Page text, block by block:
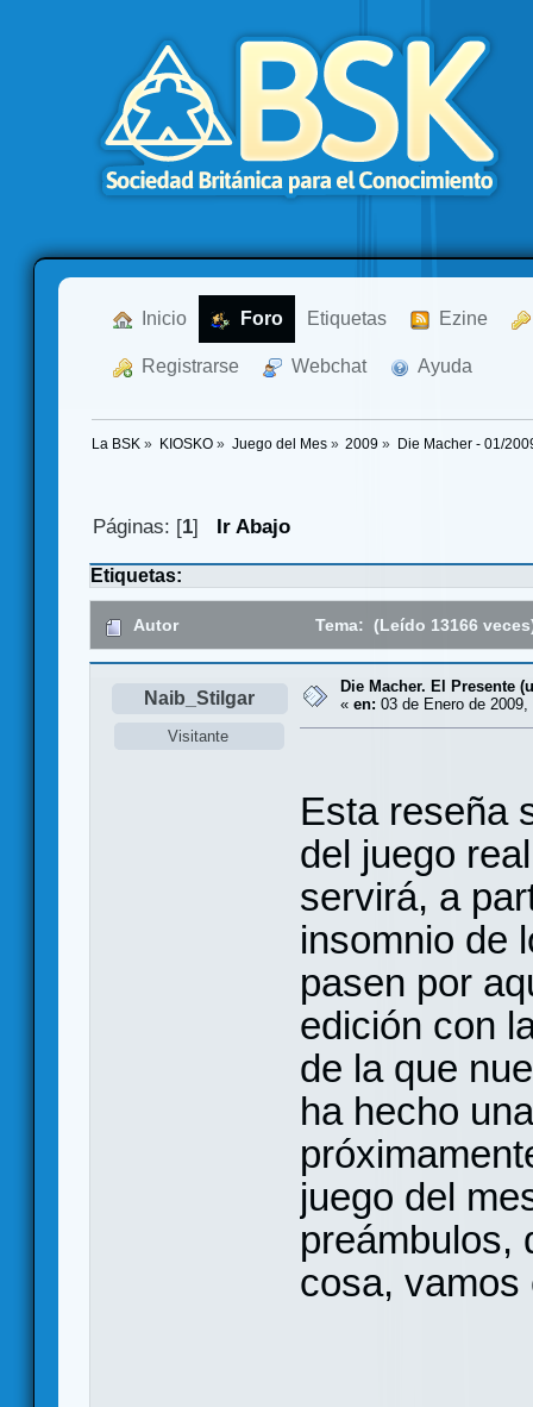
Inicio Foro Etiquetas Ezine
Registrarse Webchat Ayuda
La BSK » KIOSKO» Juego del Mes» 2009 » Die Macher - 01/
Páginas: [1] Ir Abajo
Etiquetas:
Autor Tema: (Leído 13166
Naib_Stilgar
Visitante
Die Macher. El Presente
« en: 03 de Enero de 2009,
Esta reseña
del juego
servirá, a
insomnio de
pasen por
edición con
de la que
ha hecho
juego del
preámbulos,
cosa, vamos